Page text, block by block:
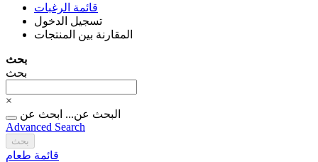
قائمة الرغبات
تسجيل الدخول
المقارنة بين المنتجات
بحث
بحث
×
البحث عن... ابحث عن
Advanced Search
بحث
قائمة طعام